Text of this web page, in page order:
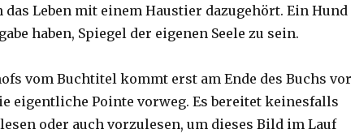
Leben mit einem Haustier dazugehört. Ein Hund
haben, Spiegel der eigenen Seele zu sein.
vom Buchtitel kommt erst am Ende des Buchs vor
eigentliche Pointe vorweg. Es bereitet keinesfalls
oder auch vorzulesen, um dieses Bild im Lauf